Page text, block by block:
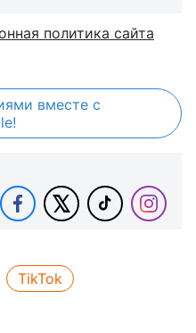
политика сайта
вместе с
TikTok